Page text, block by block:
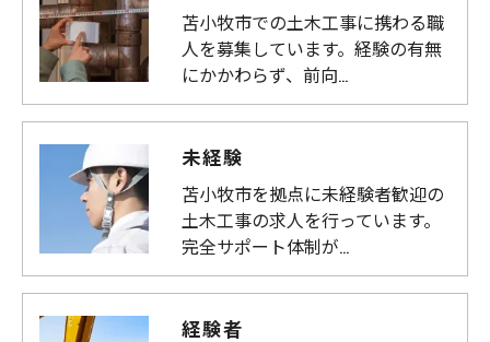
苫小牧市での土木工事に携わる職
人を募集しています。経験の有無
にかかわらず、前向…
未経験
苫小牧市を拠点に未経験者歓迎の
土木工事の求人を行っています。
完全サポート体制が…
経験者